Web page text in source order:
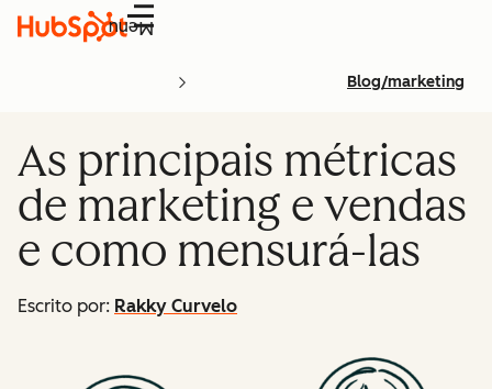
Menu
Blog/marketing
As principais métricas
de marketing e vendas
e como mensurá-las
Escrito por: Rakky Curvelo